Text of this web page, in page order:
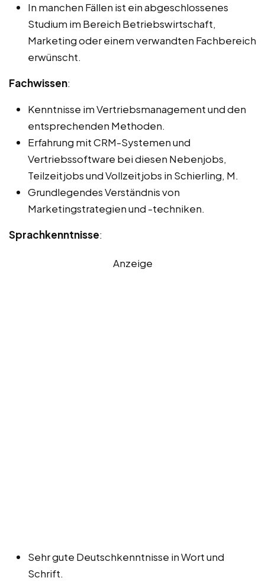
In manchen Fällen ist ein abgeschlossenes
Studium im Bereich Betriebswirtschaft,
Marketing oder einem verwandten Fachbereich
erwünscht.
Fachwissen:
Kenntnisse im Vertriebsmanagement und den
entsprechenden Methoden.
Erfahrung mit CRM-Systemen und
Vertriebssoftware bei diesen Nebenjobs,
Teilzeitjobs und Vollzeitjobs in Schierling, M.
Grundlegendes Verständnis von
Marketingstrategien und -techniken.
Sprachkenntnisse:
Anzeige
Sehr gute Deutschkenntnisse in Wort und
Schrift.